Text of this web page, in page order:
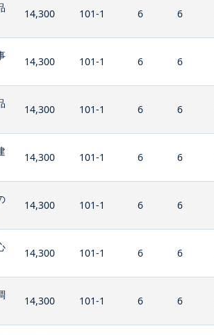
14,300 101-1 6 6
14,300 101-1 6 6
14,300 101-1 6 6
14,300 101-1 6 6
14,300 101-1 6 6
14,300 101-1 6 6
14,300 101-1 6 6